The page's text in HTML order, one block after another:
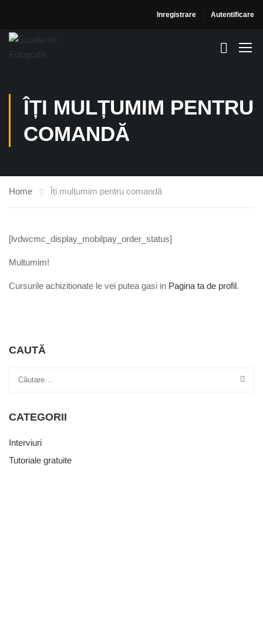
Inregistrare Autentificare
ÎȚI MULȚUMIM PENTRU
COMANDĂ
Home Îți mulțumim pentru comandă
[lvdwcmc_display_mobilpay_order_status]
Multumim!
Cursurile achizitionate le vei putea gasi in Pagina ta de profil.
CAUTĂ
CATEGORII
Interviuri
Tutoriale gratuite